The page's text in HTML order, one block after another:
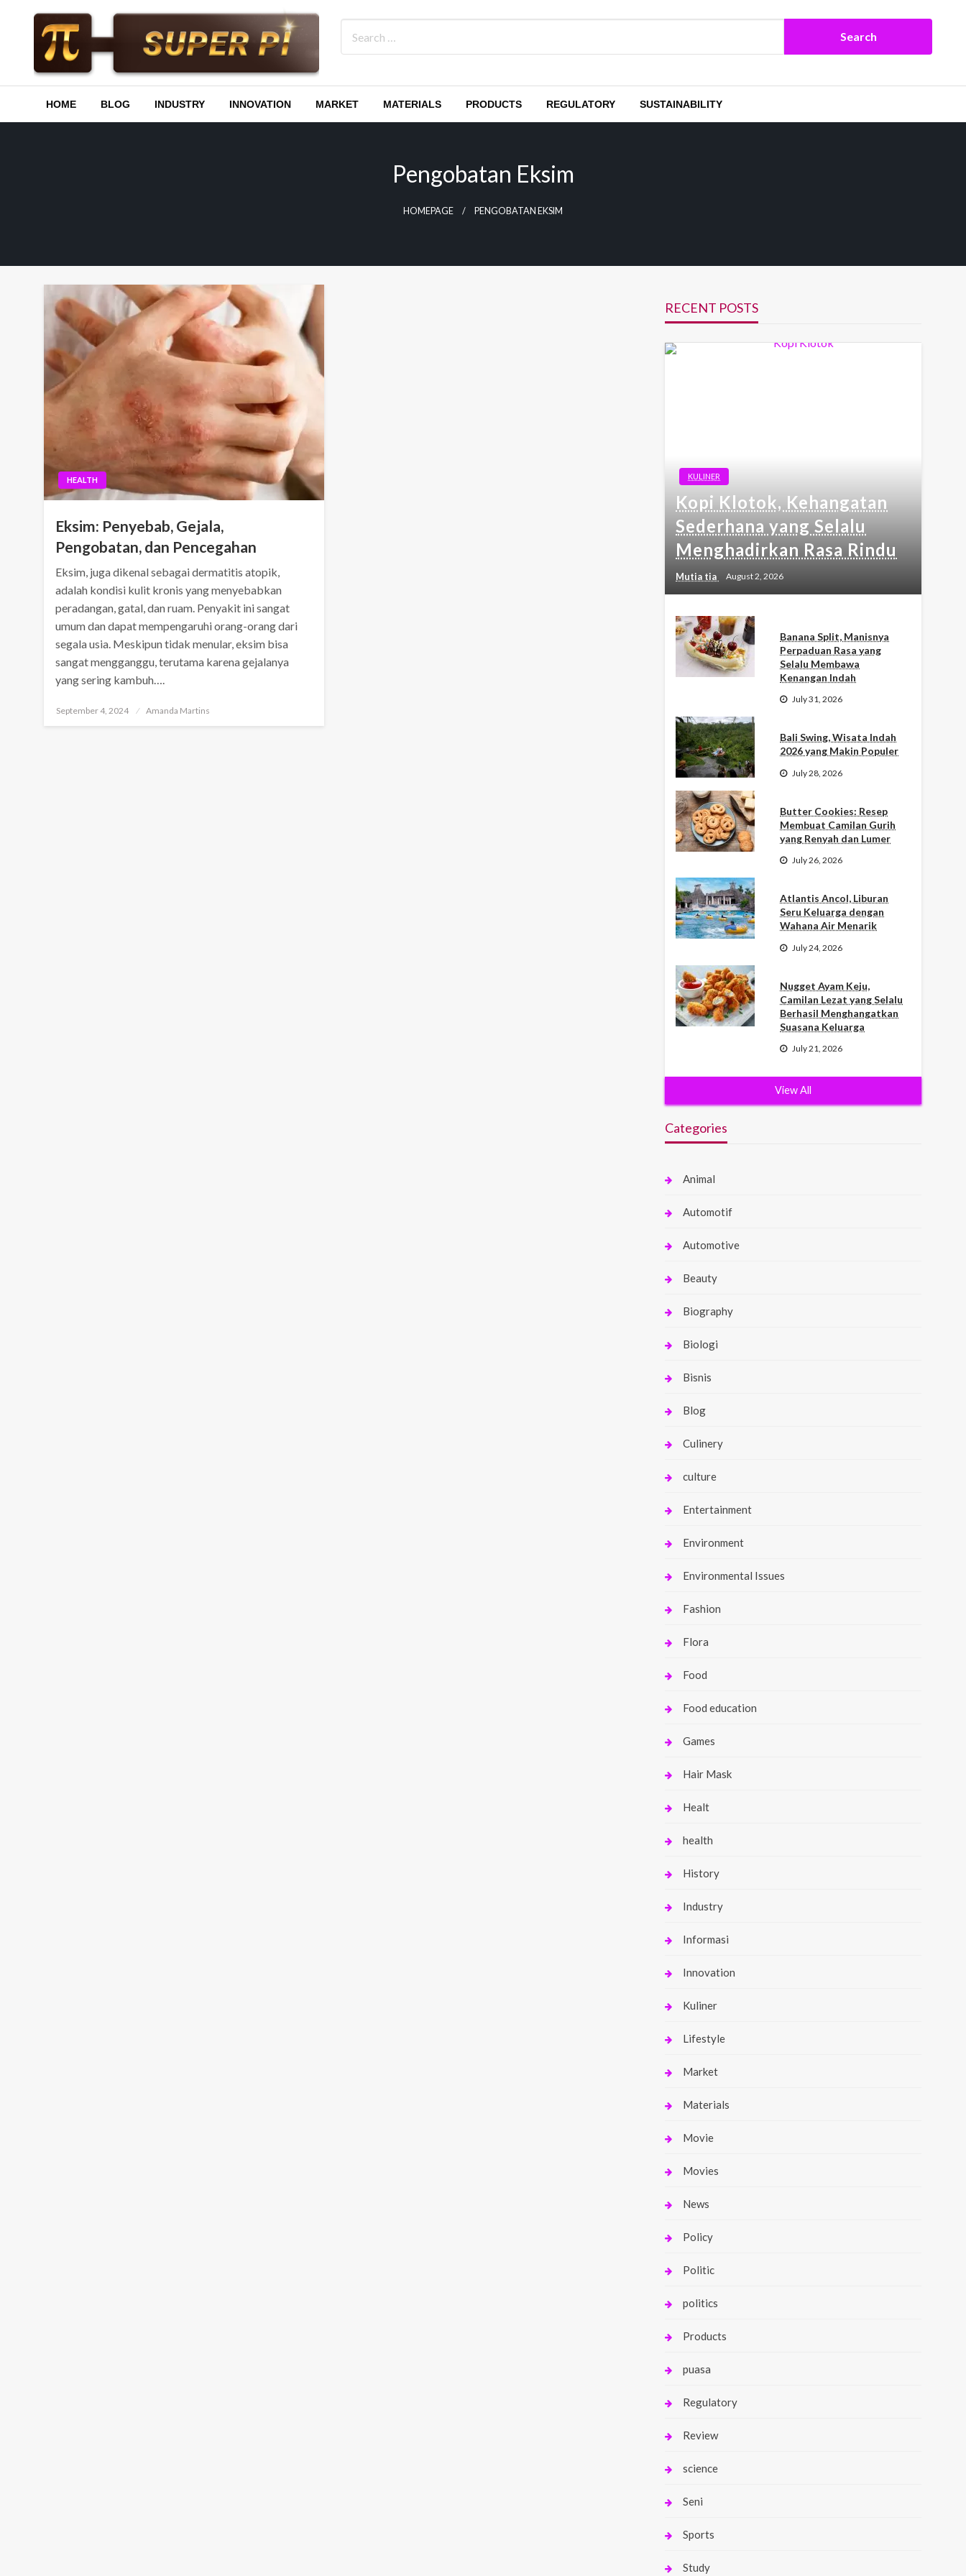
Superpi
HOME BLOG INDUSTRY INNOVATION MARKET MATERIALS PRODUCTS REGULATORY SUSTAINABILITY
Pengobatan Eksim
HOMEPAGE PENGOBATAN EKSIM
HEALTH
Eksim: Penyebab, Gejala,
Pengobatan, dan Pencegahan
Eksim, juga dikenal sebagai dermatitis atopik,
adalah kondisi kulit kronis yang menyebabkan
peradangan, gatal, dan ruam. Penyakit ini sangat
umum dan dapat mempengaruhi orang-orang dari
segala usia. Meskipun tidak menular, eksim bisa
sangat mengganggu, terutama karena gejalanya
yang sering kambuh….
Posted
September 4, 2024 Amanda Martins
RECENT POSTS
KULINER
Kopi Klotok, Kehangatan
Sederhana yang Selalu
Menghadirkan Rasa Rindu
Mutia tia August 2, 2026
Banana Split, Manisnya
Perpaduan Rasa yang
Selalu Membawa
Kenangan Indah
July 31, 2026
Bali Swing, Wisata Indah
2026 yang Makin Populer
July 28, 2026
Butter Cookies: Resep
Membuat Camilan Gurih
yang Renyah dan Lumer
July 26, 2026
Atlantis Ancol, Liburan
Seru Keluarga dengan
Wahana Air Menarik
July 24, 2026
Nugget Ayam Keju,
Camilan Lezat yang Selalu
Berhasil Menghangatkan
Suasana Keluarga
July 21, 2026
View All
Categories
Animal
Automotif
Automotive
Beauty
Biography
Biologi
Bisnis
Blog
Culinery
culture
Entertainment
Environment
Environmental Issues
Fashion
Flora
Food
Food education
Games
Hair Mask
Healt
health
History
Industry
Informasi
Innovation
Kuliner
Lifestyle
Market
Materials
Movie
Movies
News
Policy
Politic
politics
Products
puasa
Regulatory
Review
science
Seni
Sports
Study